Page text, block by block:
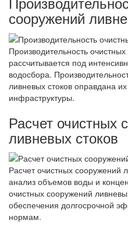
сооружений
Производительность
рассчитывается под
водосбора.
ливневых стоков оправдана
инфраструктуры.
Расчет очистных
ливневых стоков
Расчет очистных сооружений
анализ объемов воды и
очистных сооружений
обеспечения долгосрочной
нормам.